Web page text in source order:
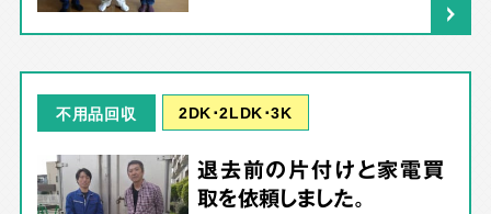
不用品回収 2DK･2LDK･3K
退去前の片付けと家電買
取を依頼しました。